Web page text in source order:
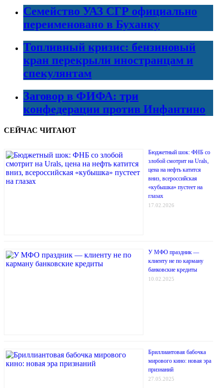
Семейство УАЗ СГР официально
переименовано в Буханку
Топливный кризис: бензиновый
кран перекрыли иностранцам и
спекулянтам
Заговор в ФИФА: три
конфедерации против Инфантино
СЕЙЧАС ЧИТАЮТ
Бюджетный шок: ФНБ со
злобой смотрит на Urals,
цена на нефть катится
вниз, всероссийская
«кубышка» пустеет на
глазах
17.02.2026
У МФО праздник —
клиенту не по карману
банковские кредиты
10.02.2025
Бриллиантовая бабочка
мирового кино: новая эра
признаний
27.05.2025